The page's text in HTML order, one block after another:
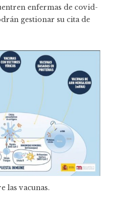
enfermas de covid-
gestionar su cita de
las vacunas.